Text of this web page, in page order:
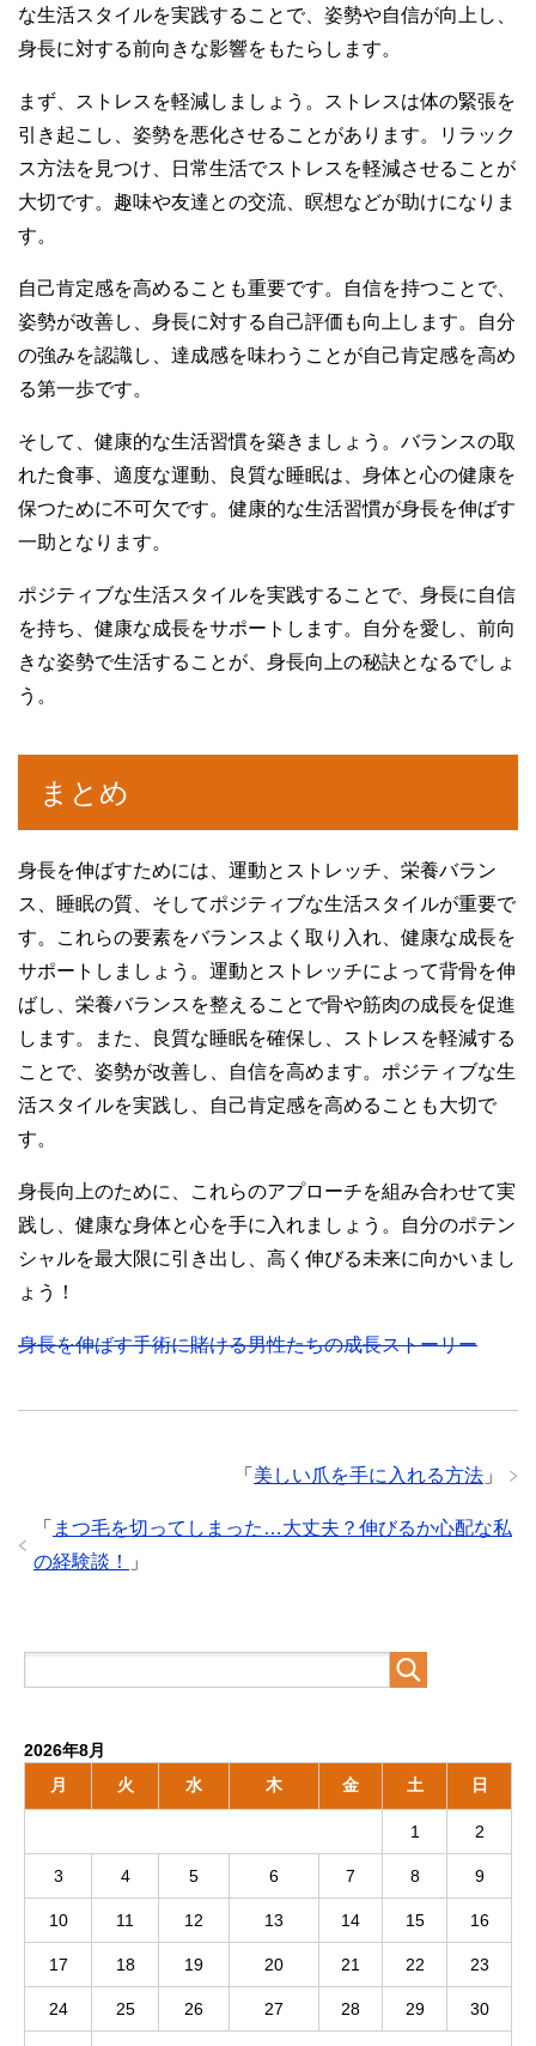
な生活スタイルを実践することで、姿勢や自信が向上し、
身長に対する前向きな影響をもたらします。
まず、ストレスを軽減しましょう。ストレスは体の緊張を
引き起こし、姿勢を悪化させることがあります。リラック
ス方法を見つけ、日常生活でストレスを軽減させることが
大切です。趣味や友達との交流、瞑想などが助けになりま
す。
自己肯定感を高めることも重要です。自信を持つことで、
姿勢が改善し、身長に対する自己評価も向上します。自分
の強みを認識し、達成感を味わうことが自己肯定感を高め
る第一歩です。
そして、健康的な生活習慣を築きましょう。バランスの取
れた食事、適度な運動、良質な睡眠は、身体と心の健康を
保つために不可欠です。健康的な生活習慣が身長を伸ばす
一助となります。
ポジティブな生活スタイルを実践することで、身長に自信
を持ち、健康な成長をサポートします。自分を愛し、前向
きな姿勢で生活することが、身長向上の秘訣となるでしょ
う。
まとめ
身長を伸ばすためには、運動とストレッチ、栄養バラン
ス、睡眠の質、そしてポジティブな生活スタイルが重要で
す。これらの要素をバランスよく取り入れ、健康な成長を
サポートしましょう。運動とストレッチによって背骨を伸
ばし、栄養バランスを整えることで骨や筋肉の成長を促進
します。また、良質な睡眠を確保し、ストレスを軽減する
ことで、姿勢が改善し、自信を高めます。ポジティブな生
活スタイルを実践し、自己肯定感を高めることも大切で
す。
身長向上のために、これらのアプローチを組み合わせて実
践し、健康な身体と心を手に入れましょう。自分のポテン
シャルを最大限に引き出し、高く伸びる未来に向かいまし
ょう！
身長を伸ばす手術に賭ける男性たちの成長ストーリー
「 美しい爪を手に入れる方法 」
「 まつ毛を切ってしまった…大丈夫？伸びるか心配な私
の経験談！
」
2026年8月
月
火 水 木 金 土 日
1 2
3 4 5 6 7 8 9
10 11 12 13 14 15 16
17 18 19 20 21 22 23
24 25 26 27 28 29 30